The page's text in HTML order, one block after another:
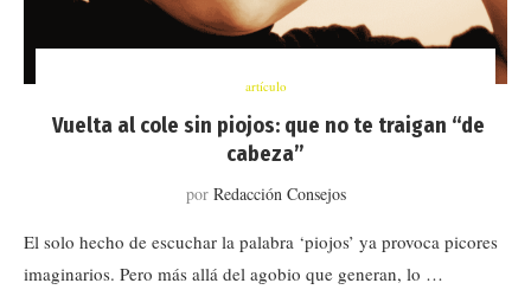
artículo
Vuelta al cole sin piojos: que no te traigan “de
cabeza”
por Redacción Consejos
El solo hecho de escuchar la palabra ‘piojos’ ya provoca picores
imaginarios. Pero más allá del agobio que generan, lo …